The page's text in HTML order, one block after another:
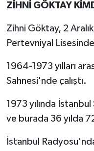
ZİHNİ GÖKTAY
Zihni Göktay, 2
Pertevniyal
1964-1973 yılları
Sahnesi'nde çalıştı.
1973 yılında
ve burada 36 yılda
İstanbul